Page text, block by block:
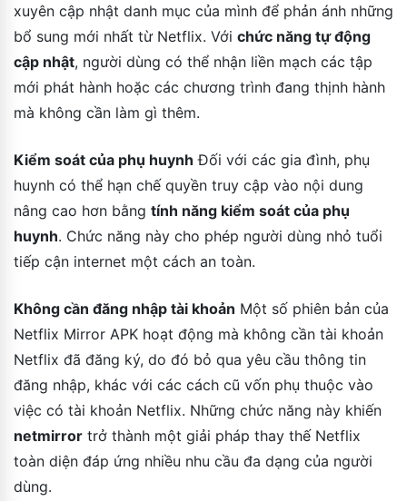
xuyên cập nhật danh mục của mình để phản ánh những
bổ sung mới nhất từ Netflix. Với chức năng tự động
cập nhật, người dùng có thể nhận liền mạch các tập
mới phát hành hoặc các chương trình đang thịnh hành
mà không cần làm gì thêm.
Kiểm soát của phụ huynh Đối với các gia đình, phụ
huynh có thể hạn chế quyền truy cập vào nội dung
nâng cao hơn bằng tính năng kiểm soát của phụ
huynh. Chức năng này cho phép người dùng nhỏ tuổi
tiếp cận internet một cách an toàn.
Không cần đăng nhập tài khoản Một số phiên bản của
Netflix Mirror APK hoạt động mà không cần tài khoản
Netflix đã đăng ký, do đó bỏ qua yêu cầu thông tin
đăng nhập, khác với các cách cũ vốn phụ thuộc vào
việc có tài khoản Netflix. Những chức năng này khiến
netmirror trở thành một giải pháp thay thế Netflix
toàn diện đáp ứng nhiều nhu cầu đa dạng của người
dùng.